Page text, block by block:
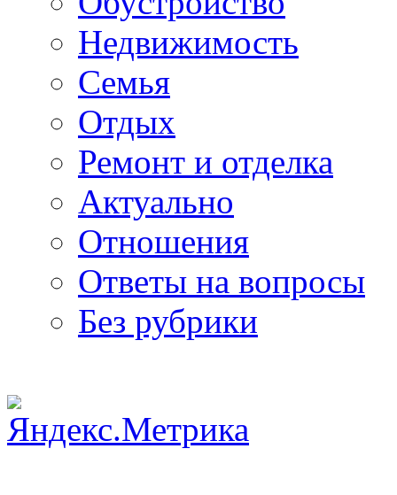
Недвижимость
Семья
Отдых
Ремонт и отделка
Актуально
Отношения
Ответы на вопросы
Без рубрики